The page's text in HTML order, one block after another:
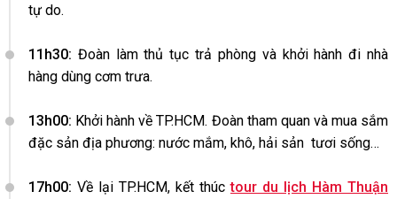
tự do.
11h30: Đoàn làm thủ tục trả phòng và khởi hành đi nhà
hàng dùng cơm trưa.
13h00: Khởi hành về TP.HCM. Đoàn tham quan và mua sắm
đặc sản địa phương: nước mắm, khô, hải sản tươi sống…
17h00: Về lại TP.HCM, kết thúctour du lịch Hàm Thuận